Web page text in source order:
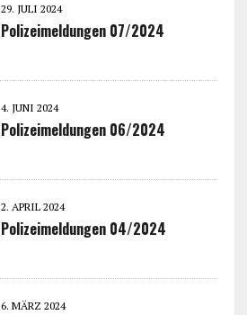
29. JULI 2024
Polizeimeldungen 07/2024
4. JUNI 2024
Polizeimeldungen 06/2024
2. APRIL 2024
Polizeimeldungen 04/2024
6. MÄRZ 2024